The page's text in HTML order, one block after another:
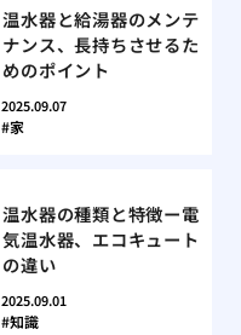
温水器と給湯器のメンテ
ナンス、長持ちさせるた
めのポイント
2025.09.07
家
温水器の種類と特徴ー電
気温水器、エコキュート
の違い
2025.09.01
知識